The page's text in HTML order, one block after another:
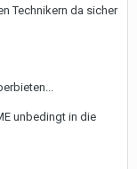
Technikern da sicher
unbedingt in die